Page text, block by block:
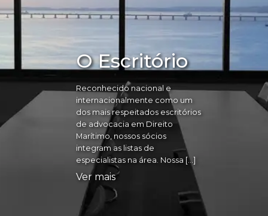
O Escritório
Reconhecido nacional e
internacionalmente como um
dos mais respeitados escritórios
de advocacia em Direito
Marítimo, nossos sócios
integram as listas de
especialistas na área. Nossa […]
Ver mais